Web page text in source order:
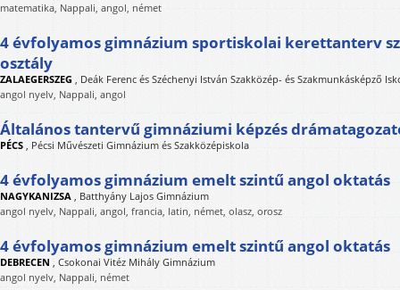
matematika, Nappali, angol, német
4 évfolyamos gimnázium sportiskolai kerettanterv
osztály
ZALAEGERSZEG , Deák Ferenc és Széchenyi István Szakközép- és Szakmunkásképző
angol nyelv, Nappali, angol
Általános tantervű gimnáziumi képzés
PÉCS , Pécsi Művészeti Gimnázium és Szakközépiskola
4 évfolyamos gimnázium emelt szintű angol oktatás
NAGYKANIZSA , Batthyány Lajos Gimnázium
angol nyelv, Nappali, angol, francia, latin, német, olasz, orosz
4 évfolyamos gimnázium emelt szintű angol oktatás
DEBRECEN , Csokonai Vitéz Mihály Gimnázium
angol nyelv, Nappali, német